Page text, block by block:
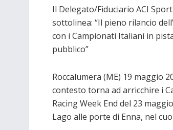
Il Delegato/Fiduciario ACI
sottolinea: “Il pieno rilancio
con i Campionati Italiani in
pubblico”
Roccalumera (ME) 19 maggio
contesto torna ad arricchire i
Racing Week End del 23
Lago alle porte di Enna, nel